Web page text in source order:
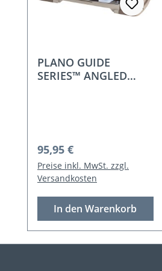
PLANO GUIDE
SERIES™ ANGLED
Regulärer Preis:
95,95 €
Preise inkl. MwSt. zzgl.
Versandkosten
In den Warenkorb